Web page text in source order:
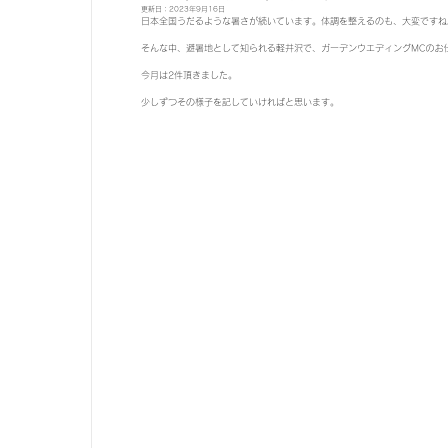
更新日： 2023年9月16日
日本全国うだるような暑さが続いています。体調を整えるのも、大変ですね
そんな中、避暑地として知られる軽井沢で、ガーデンウエディングMCのお
今月は2件頂きました。
少しずつその様子を記していければと思います。